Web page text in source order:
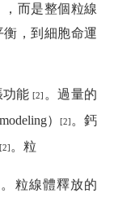
而是整個粒線
，到細胞命運
能 [2] 。過量的
）
[2] 。鈣
[2] 。粒
。粒線體釋放的